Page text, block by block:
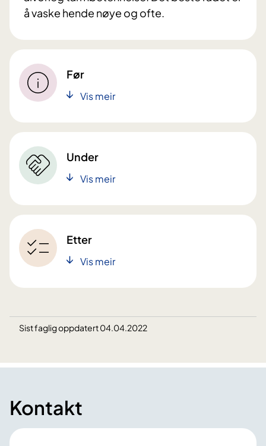
å vaske hende nøye og ofte.
Før
Vis meir
Under
Vis meir
Etter
Vis meir
Sist faglig oppdatert 04.04.2022
Kontakt